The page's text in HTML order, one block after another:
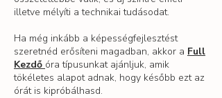
illetve mélyíti a technikai tudásodat.
Ha még inkább a képességfejlesztést
szeretnéd erősíteni magadban, akkor a Full
Kezdő óra típusunkat ajánljuk, amik
tökéletes alapot adnak, hogy később ezt az
órát is kipróbálhasd.